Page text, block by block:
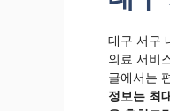
대구 서구
의료 서비
글에서는
정보는 최